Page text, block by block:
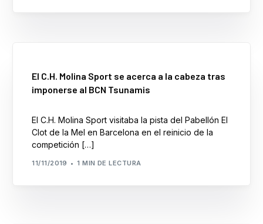
El C.H. Molina Sport se acerca a la cabeza tras
imponerse al BCN Tsunamis
El C.H. Molina Sport visitaba la pista del Pabellón El
Clot de la Mel en Barcelona en el reinicio de la
competición […]
11/11/2019 1 MIN DE LECTURA